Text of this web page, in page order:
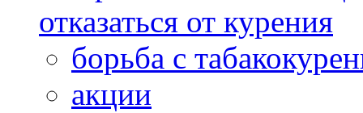
отказаться от курения
борьба с
акции